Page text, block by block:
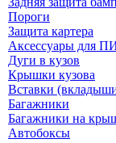
Пороги
Защита картера
Аксессуары для
Дуги в кузов
Крышки кузова
Вставки
Багажники
Багажники на
Автобоксы